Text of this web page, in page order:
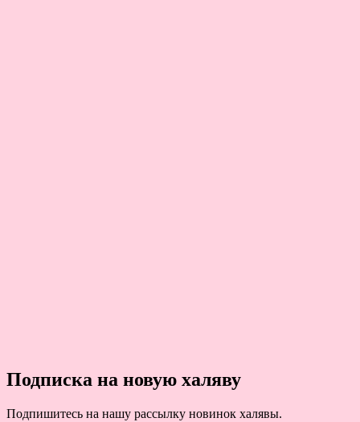
Подписка на новую халяву
Подпишитесь на нашу рассылку новинок халявы.